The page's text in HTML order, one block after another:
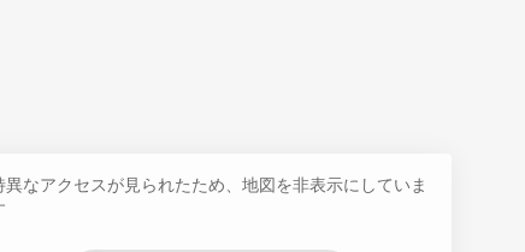
異なアクセスが見られたため、地図を非表示にしていま